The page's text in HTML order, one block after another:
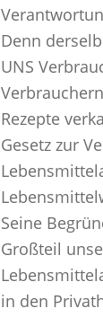
Denn
UNS
Rezepte
Gesetz zur
Seine
Großteil
in den